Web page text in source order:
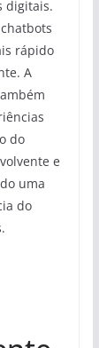
digitais.
rápido
A
do
e
uma
do